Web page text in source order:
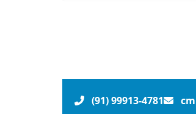
(91) 99913-4781